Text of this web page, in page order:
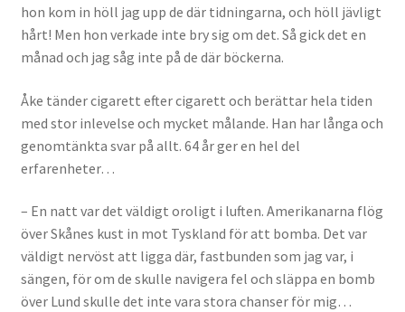
hon kom in höll jag upp de där tidningarna, och höll jävligt
hårt! Men hon verkade inte bry sig om det. Så gick det en
månad och jag såg inte på de där böckerna.
Åke tänder cigarett efter cigarett och berättar hela tiden
med stor inlevelse och mycket målande. Han har långa och
genomtänkta svar på allt. 64 år ger en hel del
erfarenheter…
– En natt var det väldigt oroligt i luften. Amerikanarna flög
över Skånes kust in mot Tyskland för att bomba. Det var
väldigt nervöst att ligga där, fastbunden som jag var, i
sängen, för om de skulle navigera fel och släppa en bomb
över Lund skulle det inte vara stora chanser för mig…